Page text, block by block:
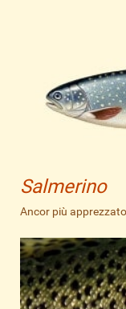
Salmerino
Ancor più